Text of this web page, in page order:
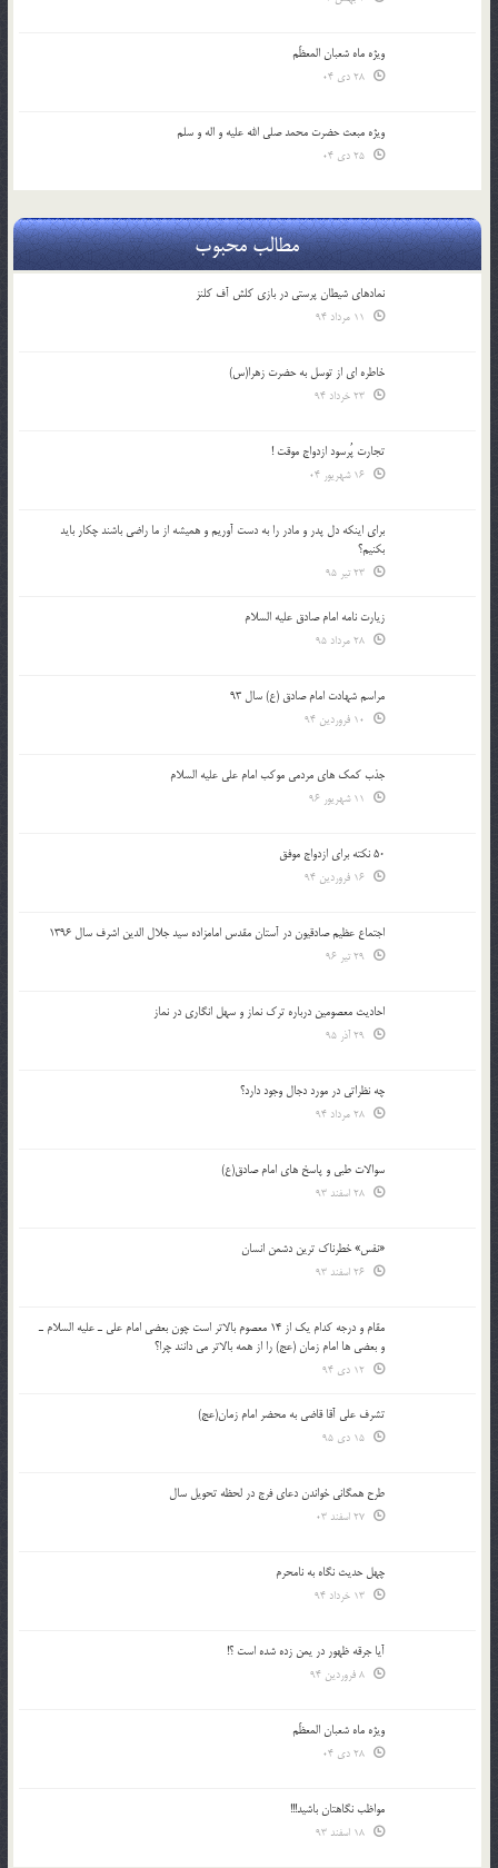
ویژه ماه شعبان المعظّم
ویژه مبعث حضرت محمد صلی الله علیه و اله و سلم
مطالب محبوب
نمادهای شیطان پرستی در بازی کلش آف کلنز
خاطره ای از توسل به حضرت زهرا(س)
تجارت پُرسود ازدواج موقت !
براي اينكه دل پدر و مادر را به دست آوريم و هميشه از ما راضي باشند چكار بايد
بكنيم؟
زیارت نامه امام صادق علیه السلام
مراسم شهادت امام صادق (ع) سال 93
جذب کمک های مردمی موکب امام علی علیه السلام
50 نکته برای ازدواج موفق
اجتماع عظیم صادقیون در آستان مقدس امامزاده سید جلال الدین اشرف سال 1396
احادیث معصومین درباره ترک نماز و سهل انگاری در نماز
چه نظراتی در مورد دجال وجود دارد؟
سوالات طبی و پاسخ های امام صادق(ع)
«نفس» خطرناک ترین دشمن انسان
مقام و درجه كدام يك از 14 معصوم بالاتر است چون بعضي امام علي ـ عليه السلام ـ
و بعضي ها امام زمان (عج) را از همه بالاتر مي دانند چرا؟
تشرف علي آقا قاضي به محضر امام زمان(عج)
طرح همگانی خواندن دعای فرج در لحظه تحویل سال
چهل حدیث نگاه به نامحرم
آیا جرقه ظهور در یمن زده شده است ؟!
ویژه ماه شعبان المعظّم
مواظب نگاهتان باشید!!!